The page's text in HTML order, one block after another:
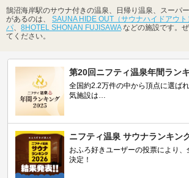
鵠沼海岸駅のサウナ付きの温泉、日帰り温泉、スーパ
があるのは、 SAUNA HIDE OUT（サウナハイドアウト
パ、 8HOTEL SHONAN FUJISAWAなどの施設です。
てください。
第20回ニフティ温泉年間ラン
全国約2.2万件の中から頂点に選ば
気施設は…
ニフティ温泉 サウナランキン
おふろ好きユーザーの投票により
決定！